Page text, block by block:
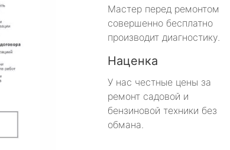
Мастер перед ремонтом
совершенно бесплатно
производит диагностику.
Наценка
У нас честные цены за
ремонт садовой и
бензиновой техники без
обмана.